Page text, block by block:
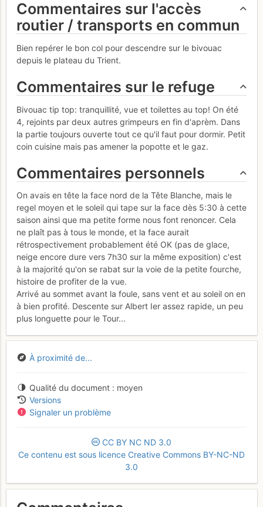
Commentaires sur l'accès
routier / transports en commun
Bien repérer le bon col pour descendre sur le bivouac
depuis le plateau du Trient.
Commentaires sur le refuge
Bivouac tip top: tranquillité, vue et toilettes au top! On été
4, rejoints par deux autres grimpeurs en fin d'aprèm. Dans
la partie toujours ouverte tout ce qu'il faut pour dormir. Petit
coin cuisine mais pas amener la popotte et le gaz.
Commentaires personnels
On avais en tête la face nord de la Tête Blanche, mais le
regel moyen et le soleil qui tape sur la face dès 5:30 à cette
saison ainsi que ma petite forme nous font renoncer. Cela
ne plaît pas à tous le monde, et la face aurait
rétrospectivement probablement été OK (pas de glace,
neige encore dure vers 7h30 sur la même exposition) c'est
à la majorité qu'on se rabat sur la voie de la petite fourche,
histoire de profiter de la vue.
Arrivé au sommet avant la foule, sans vent et au soleil on en
à bien profité. Descente sur Albert Ier assez rapide, un peu
plus longuette pour le Tour...
À proximité de...
Qualité du document
moyen
Versions
Signaler un problème
CC BY NC ND 3.0
Ce contenu est sous licence Creative Commons BY-NC-ND
3.0